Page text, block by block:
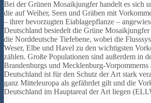
Bei der Grünen Mosaikjungfer handelt es sich
die auf Weiher, Seen und Gräben mit
– ihrer bevorzugten Eiablagepflanze –
Deutschland besiedelt die Grüne
die Norddeutsche Tiefebene, wobei die
Weser, Elbe und Havel zu den wichtigsten
zählen. Große Populationen sind außerdem in
Brandenburgs und Mecklenburg-Vorpommerns
Deutschland ist für den Schutz der Art stark
ganz Mitteleuropa als gefährdet gilt und die
Deutschland im Hauptareal der Art liegen